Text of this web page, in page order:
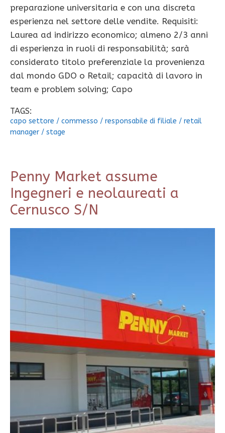
preparazione universitaria e con una discreta
esperienza nel settore delle vendite. Requisiti:
Laurea ad indirizzo economico; almeno 2/3 anni
di esperienza in ruoli di responsabilità; sarà
considerato titolo preferenziale la provenienza
dal mondo GDO o Retail; capacità di lavoro in
team e problem solving; Capo
TAGS:
capo settore / commesso / responsabile di filiale / retail
manager / stage
Penny Market assume
Ingegneri e neolaureati a
Cernusco S/N